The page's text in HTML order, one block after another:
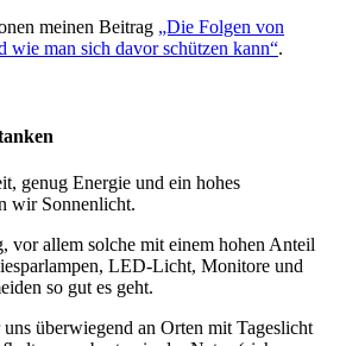
meinen Beitrag „Die Folgen von
wie man sich davor schützen kann“.
genug Energie und ein hohes
wir Sonnenlicht.
vor allem solche mit einem hohen Anteil
LED-Licht, Monitore und
so gut es geht.
überwiegend an Orten mit Tageslicht